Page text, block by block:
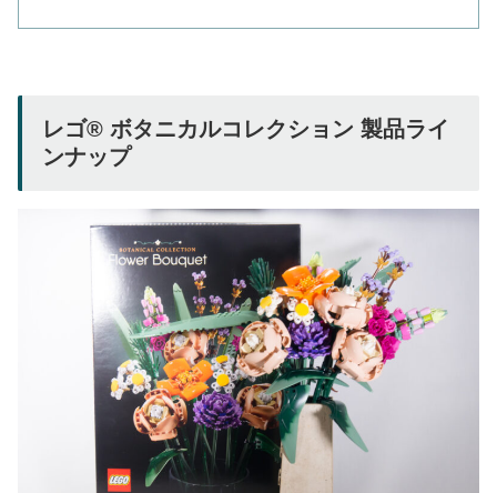
レゴ® ボタニカルコレクション 製品ライ
ンナップ